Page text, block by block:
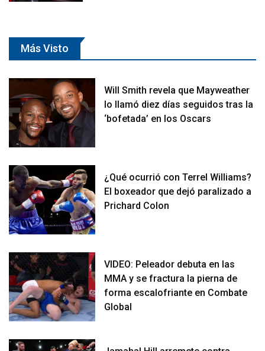
Más Visto
Will Smith revela que Mayweather
lo llamó diez días seguidos tras la
‘bofetada’ en los Oscars
¿Qué ocurrió con Terrel Williams?
El boxeador que dejó paralizado a
Prichard Colon
VIDEO: Peleador debuta en las
MMA y se fractura la pierna de
forma escalofriante en Combate
Global